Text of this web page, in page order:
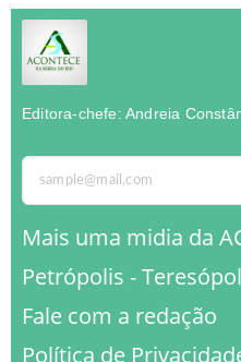
Editora-chefe: Andreia
Mais uma midia da
Petrópolis -
Fale com a redação
Política de